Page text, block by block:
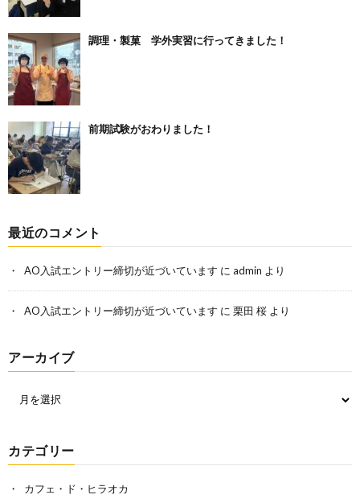
調理・製菓 学外実習に行ってきました！
前期試験がおわりました！
最近のコメント
AO入試エントリー締切が近づいています に admin より
AO入試エントリー締切が近づいています に 栗田 桜 より
アーカイブ
カテゴリー
カフェ・ド・ヒラオカ